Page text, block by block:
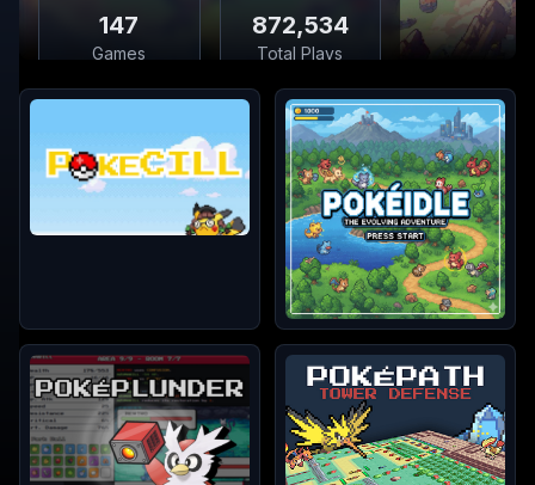
147
Games
872,534
Total Plays
Avg Rating
21
Trending
ポケモンゲーム